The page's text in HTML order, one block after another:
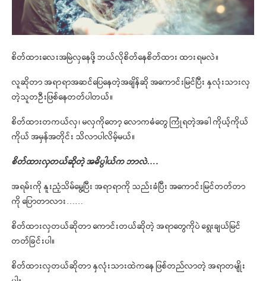
စိတ်ထားလေးအမြဲလှနေဖို့ ဘယ်လိုစိတ်နေစိတ်ထား ထားရမလဲ။
လူဆိုတာ အရာရာအဆင်ပြေနေတဲ့အချိန်ဆို အကောင်းမြင်ပြီး နှလုံးသားလှ
တဲ့သူတဦးဖြစ်နေတတ်ပါတယ်။
စိတ်ထားတကယ်လှ၊ မလှကိုတော့ လောကဓံတွေ ကြုံရတဲ့အခါ ကိုယ့်ကိုယ်
ကိုယ် အမှန်အတိုင်း သိလာပါလိမ့်မယ်။
စိတ်ထားလှတယ်ဆိုတဲ့ အဓိပ္ပါယ်က ဘာလဲ….
အရမ်းကို နူးညံ့သိမ်မွေ့ပြီး အရာရာကို သည်းခံပြီး အကောင်းမြင်တတ်တာ
ကို ပြောတာလား……
စိတ်ထားလှတယ်ဆိုတာ ကောင်းတယ်ဆိုတဲ့ အရာတွေကိုပဲ ရွေးချယ်မြင်
တတ်ခြင်းပါ။
စိတ်ထားလှတယ်ဆိုတာ နှလုံးသားထဲကနေ ဖြစ်တည်လာတဲ့ အရာတမျိုး